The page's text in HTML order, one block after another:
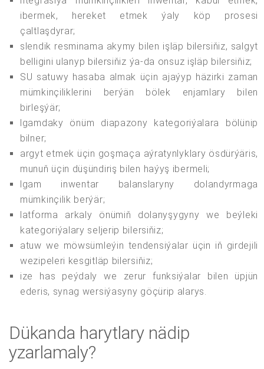
ibermek, hereket etmek ýaly köp prosesi
çaltlaşdyrar;
slendik resminama akymy bilen işläp bilersiňiz, salgyt
belligini ulanyp bilersiňiz ýa-da onsuz işläp bilersiňiz;
SU satuwy hasaba almak üçin ajaýyp häzirki zaman
mümkinçiliklerini berýän bölek enjamlary bilen
birleşýär;
lgamdaky önüm diapazony kategoriýalara bölünip
bilner;
argyt etmek üçin goşmaça aýratynlyklary ösdürýäris,
munuň üçin düşündiriş bilen haýyş ibermeli;
lgam inwentar balanslaryny dolandyrmaga
mümkinçilik berýär;
latforma arkaly önümiň dolanyşygyny we beýleki
kategoriýalary seljerip bilersiňiz;
atuw we möwsümleýin tendensiýalar üçin iň girdejili
wezipeleri kesgitläp bilersiňiz;
ize has peýdaly we zerur funksiýalar bilen üpjün
ederis, synag wersiýasyny göçürip alarys.
Dükanda harytlary nädip
yzarlamaly?